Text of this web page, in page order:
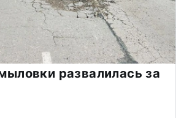
развалилась за